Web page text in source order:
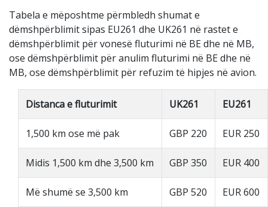
Tabela e mëposhtme përmbledh shumat e
dëmshpërblimit sipas EU261 dhe UK261 në rastet e
dëmshpërblimit për vonesë fluturimi në BE dhe në MB,
ose dëmshpërblimit për anulim fluturimi në BE dhe në
MB, ose dëmshpërblimit për refuzim të hipjes në avion.
Distanca e fluturimit UK261 EU261
1,500 km ose më pak GBP 220 EUR 250
Midis 1,500 km dhe 3,500 km GBP 350 EUR 400
Më shumë se 3,500 km GBP 520 EUR 600